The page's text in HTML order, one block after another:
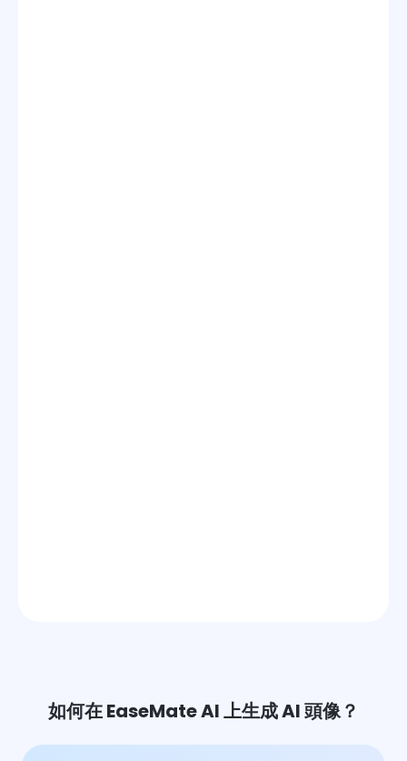
如何在 EaseMate AI 上生成 AI 頭像？